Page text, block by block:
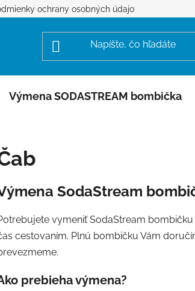
ochrany osobných údajov
Výmena SODASTREAM bombička
SodaStream
vymeniť SodaStream
cestovaním. Plnú bombičku Vám
prebieha výmena?